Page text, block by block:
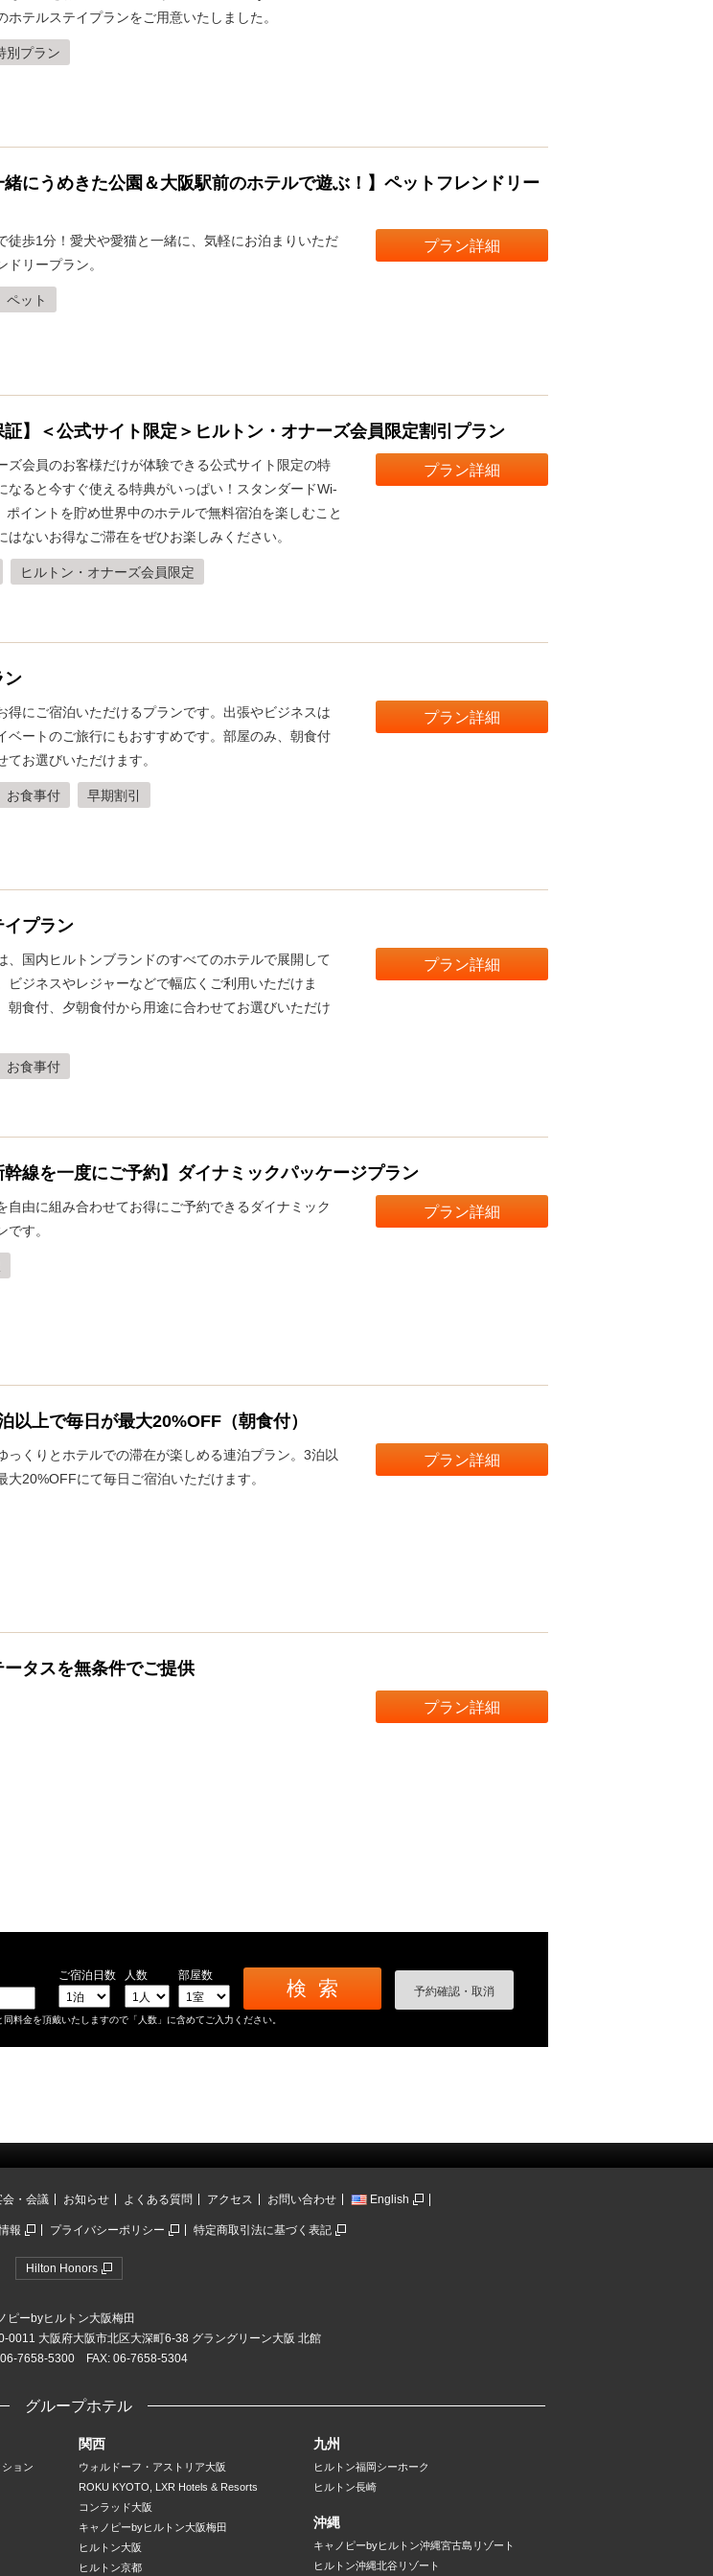
ホテルステイプランをご用意いたしました。
別プラン
緒にうめきた公園＆大阪駅前のホテルで遊ぶ！】ペットフレンドリー
徒歩1分！愛犬や愛猫と一緒に、気軽にお泊まりいただ
ドリープラン。
ペット
プラン詳細
証】＜公式サイト限定＞ヒルトン・オナーズ会員限定割引プラン
ズ会員のお客様だけが体験できる公式サイト限定の特
なると今すぐ使える特典がいっぱい！スタンダードWi-
ポイントを貯め世界中のホテルで無料宿泊を楽しむこと
はないお得なご滞在をぜひお楽しみください。
ヒルトン・オナーズ会員限定
プラン詳細
ン
得にご宿泊いただけるプランです。出張やビジネスは
ベートのご旅行にもおすすめです。部屋のみ、朝食付
てお選びいただけます。
お食事付 早期割引
プラン詳細
イプラン
、国内ヒルトンブランドのすべてのホテルで展開して
ビジネスやレジャーなどで幅広くご利用いただけま
朝食付、夕朝食付から用途に合わせてお選びいただけ
お食事付
プラン詳細
幹線を一度にご予約】ダイナミックパッケージプラン
自由に組み合わせてお得にご予約できるダイナミック
す。
プラン詳細
以上で毎日が最大20%OFF（朝食付）
っくりとホテルでの滞在が楽しめる連泊プラン。3泊以
大20%OFFにて毎日ご宿泊いただけます。
プラン詳細
ータスを無条件でご提供
プラン詳細
ご宿泊日数 人数
部屋数
予約確認・取消
料金を頂戴いたしますので「人数」に含めてご入力ください。
会・会議 お知らせ よくある質問 アクセス お問い合わせ English
報 プライバシーポリシー 特定商取引法に基づく表記
Hilton Honors
ピーbyヒルトン大阪梅田
0011 大阪府大阪市北区大深町6-38 グラングリーン大阪 北館
7658-5300 FAX: 06-7658-5304
グループホテル
ョン
関西
ウォルドーフ・アストリア大阪
ROKU KYOTO, LXR Hotels & Resorts
コンラッド大阪
キャノピーbyヒルトン大阪梅田
ヒルトン大阪
ヒルトン京都
九州
ヒルトン福岡シーホーク
ヒルトン長崎
沖縄
キャノピーbyヒルトン沖縄宮古島リゾート
ヒルトン沖縄北谷リゾート